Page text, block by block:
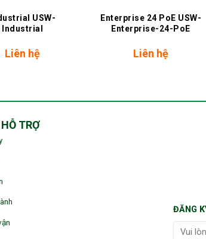
USW-
Industrial
Liên hệ
Enterprise 24 PoE USW-
Enterprise-24-PoE
Liên hệ
TRỢ
ĐĂNG